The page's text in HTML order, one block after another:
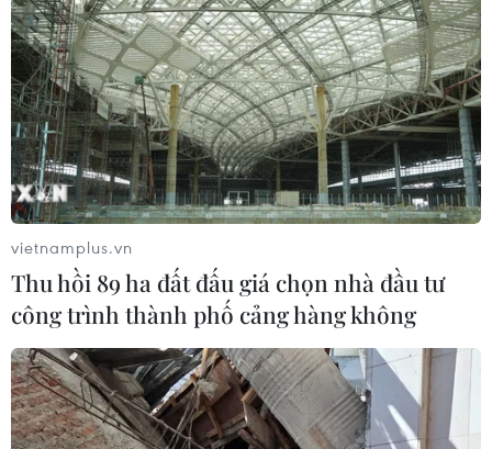
dựa trên thực vật
03/11/2023 00:08
Các loại thực phẩm từ thực vật có khả năng giúp chúng
ta giảm nguy cơ mắc bệnh tiểu đường và bệnh tim, cải
thiện sức khỏe nhận thức và nhiều lợi ích khác.
vietnamplus.vn
Thu hồi 89 ha đất đấu giá chọn nhà đầu tư
công trình thành phố cảng hàng không